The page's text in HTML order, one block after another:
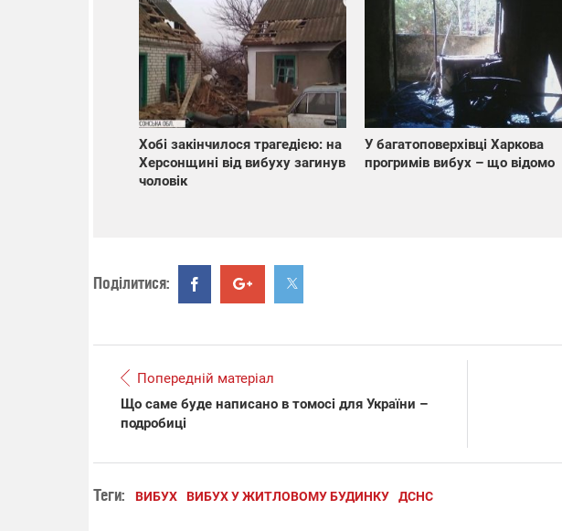
Хобі закінчилося трагедією: на
Херсонщині від вибуху загинув
чоловік
У багатоповерхівці Харкова
прогримів вибух – що відомо
Поділитися:
Попередній матеріал
Що саме буде написано в томосі для України –
подробиці
Теги: ВИБУХ ВИБУХ У ЖИТЛОВОМУ БУДИНКУ ДСНС